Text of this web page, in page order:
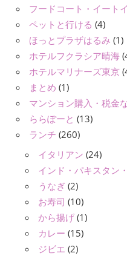
フードコート・イート
ペットと行ける (4)
ほっとプラザはるみ (1)
ホテルフクラシア晴海
ホテルマリナーズ東京
まとめ (1)
マンション購入・税金
ららぽーと (13)
ランチ (260)
イタリアン (24)
インド・パキスタン
うなぎ (2)
お寿司 (10)
から揚げ (1)
カレー (15)
ジビエ (2)